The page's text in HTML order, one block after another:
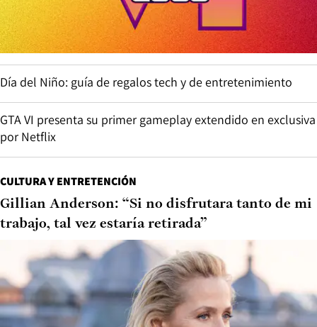
Día del Niño: guía de regalos tech y de entretenimiento
GTA VI presenta su primer gameplay extendido en exclusiva
por Netflix
CULTURA Y ENTRETENCIÓN
Gillian Anderson: “Si no disfrutara tanto de mi
trabajo, tal vez estaría retirada”